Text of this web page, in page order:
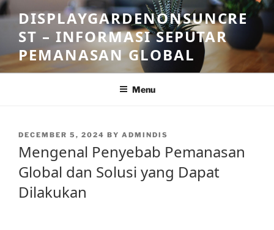
Skip
to
content
DISPLAYGARDENONSUNCRE
ST – INFORMASI SEPUTAR
PEMANASAN GLOBAL
Menu
POSTED
DECEMBER 5, 2024 BY ADMINDIS
Mengenal Penyebab Pemanasan
Global dan Solusi yang Dapat
Dilakukan